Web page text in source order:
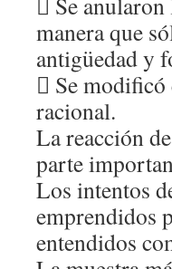
manera que
antigüedad y
 Se modificó
racional.
La reacción
parte
Los intentos
emprendidos
entendidos